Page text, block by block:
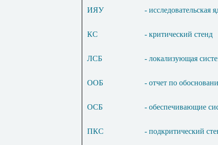
ИЯУ - исследовательская
КС - критический стенд
ЛСБ - локализующая
ООБ - отчет по
ОСБ - обеспечивающие
ПКС - подкритический